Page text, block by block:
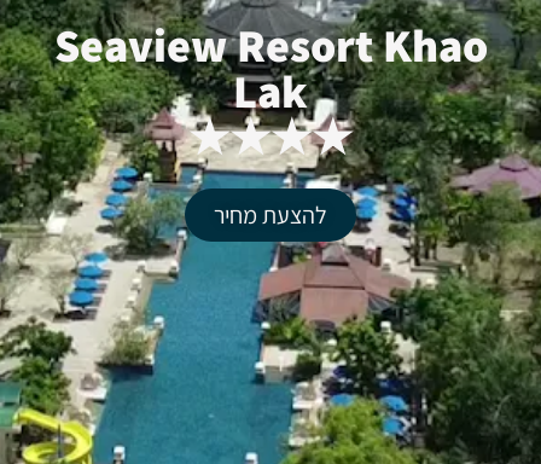
Seaview Resort Khao
Lak
★★★★
להצעת מחיר